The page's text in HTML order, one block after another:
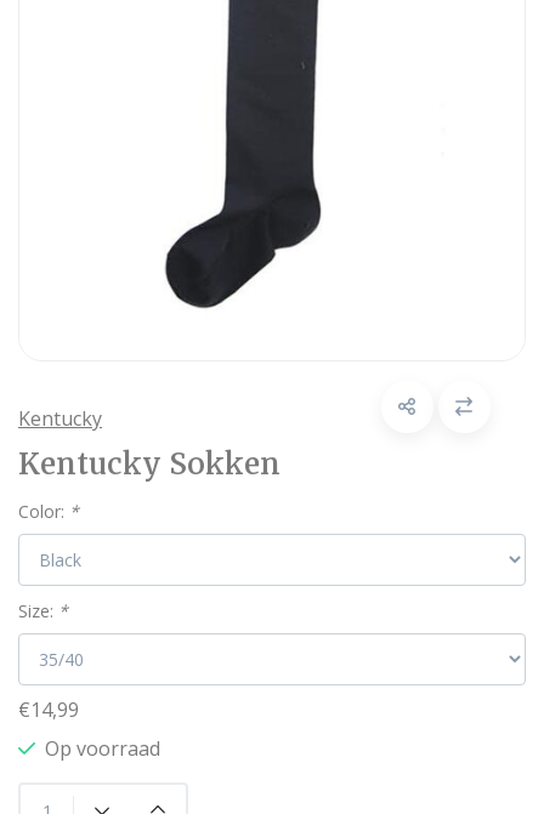
Kentucky
Kentucky Sokken
Color: *
Size: *
€14,99
Op voorraad